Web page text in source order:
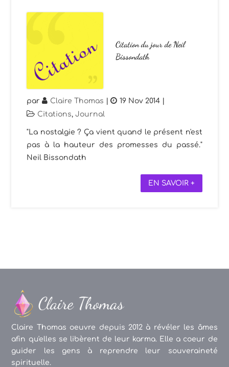
Citation du jour de Neil
Bissondath
par Claire Thomas | 19 Nov 2014 |
Citations,Journal
"La nostalgie ? Ça vient quand le présent n'est
pas à la hauteur des promesses du passé."
Neil Bissondath
EN SAVOIR +
Claire Thomas oeuvre depuis 2012 à révéler les âmes
afin qu'elles se libèrent de leur karma. Elle a coeur de
guider les gens à reprendre leur souveraineté
spirituelle.